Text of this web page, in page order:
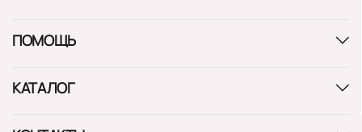
ПОМОЩЬ
КАТАЛОГ